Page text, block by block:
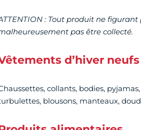
: Tout produit ne
pas être collecté.
d’hiver
collants, bodies,
blousons, manteaux,